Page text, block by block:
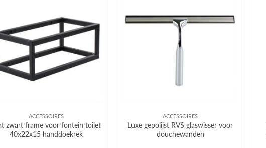
ACCESSOIRES
zwart frame voor fontein toilet
40x22x15 handdoekrek
ACCESSOIRES
Luxe gepolijst RVS glaswisser voor
douchewanden